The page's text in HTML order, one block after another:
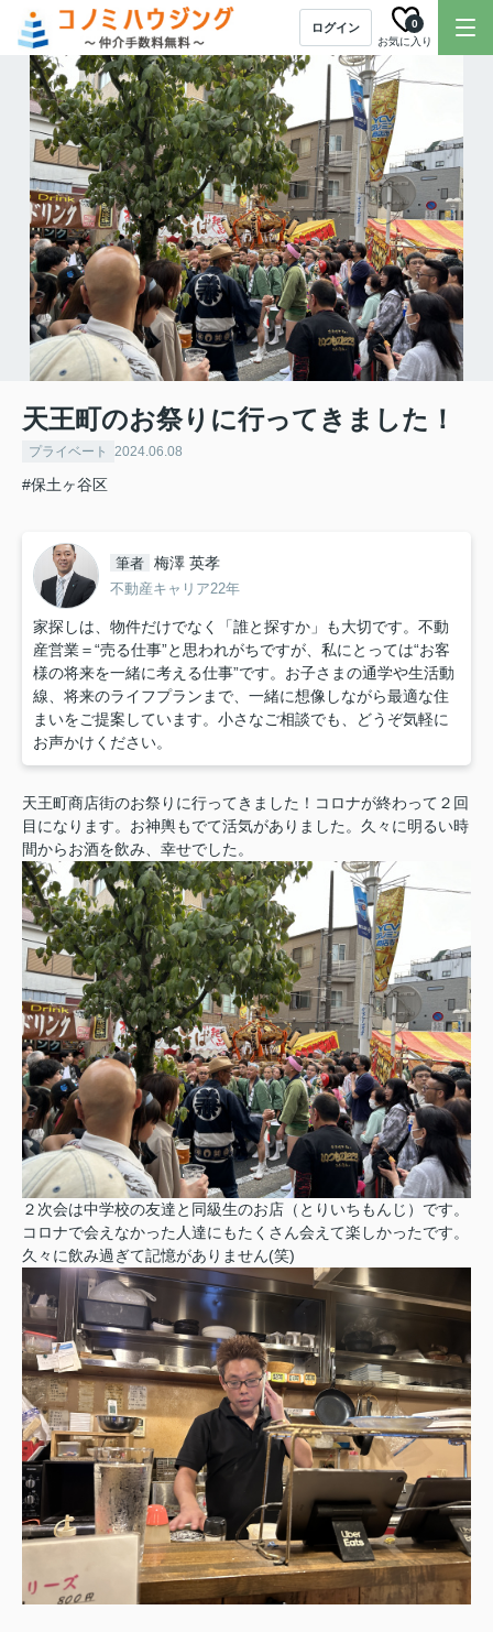
ログイン
お気に入り
0
天王町のお祭りに行ってきました！
プライベート 2024.06.08
#保土ヶ谷区
筆者 梅澤 英孝
不動産キャリア22年
家探しは、物件だけでなく「誰と探すか」も大切です。不動
産営業＝“売る仕事”と思われがちですが、私にとっては“お客
様の将来を一緒に考える仕事”です。お子さまの通学や生活動
線、将来のライフプランまで、一緒に想像しながら最適な住
まいをご提案しています。小さなご相談でも、どうぞ気軽に
お声かけください。
天王町商店街のお祭りに行ってきました！コロナが終わって２回
目になります。お神輿もでて活気がありました。久々に明るい時
間からお酒を飲み、幸せでした。
２次会は中学校の友達と同級生のお店（とりいちもんじ）です。
コロナで会えなかった人達にもたくさん会えて楽しかったです。
久々に飲み過ぎて記憶がありません(笑)